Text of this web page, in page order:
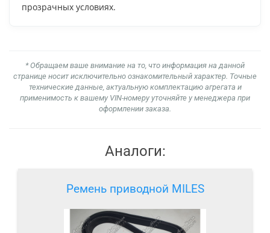
прозрачных условиях.
* Обращаем ваше внимание на то, что информация на данной
странице носит исключительно ознакомительный характер. Точные
технические данные, актуальную комплектацию агрегата и
применимость к вашему VIN-номеру уточняйте у менеджера при
оформлении заказа.
Аналоги:
Ремень приводной MILES